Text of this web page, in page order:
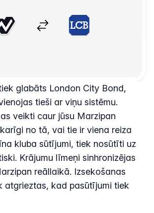
glabāts London City Bond,
tieši ar viņu sistēmu.
veikti caur jūsu Marzipan
no tā, vai tie ir viena reiza
kluba sūtījumi, tiek nosūtīti uz
Krājumu līmeņi sinhronizējas
reāllaikā. Izsekošanas
atgrieztas, kad pasūtījumi tiek